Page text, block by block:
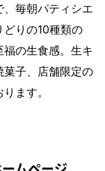
毎朝パティシエ
りの10種類の
福の生食感。生キ
菓子、店舗限定の
ます。